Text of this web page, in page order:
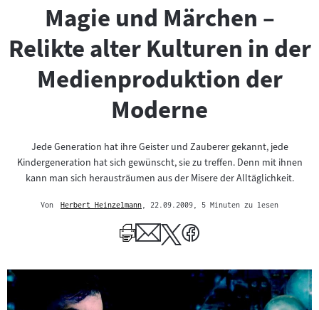
Magie und Märchen –
Relikte alter Kulturen in der
Medienproduktion der
Moderne
Jede Generation hat ihre Geister und Zauberer gekannt, jede
Kindergeneration hat sich gewünscht, sie zu treffen. Denn mit ihnen
kann man sich herausträumen aus der Misere der Alltäglichkeit.
Von
Herbert Heinzelmann
Author
, 22.09.2009 , 5 Minuten zu lesen